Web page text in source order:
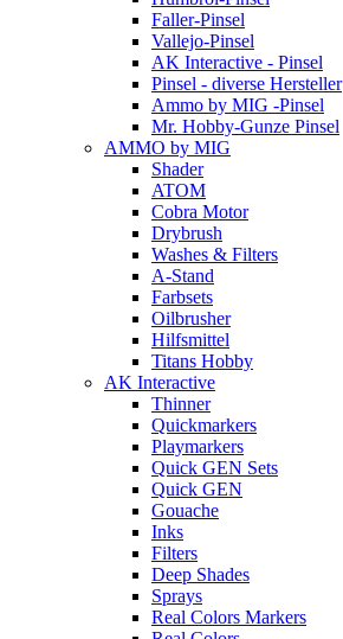
Faller-Pinsel
Vallejo-Pinsel
AK Interactive - Pinsel
Pinsel - diverse Hersteller
Ammo by MIG -Pinsel
Mr. Hobby-Gunze Pinsel
AMMO by MIG
Shader
ATOM
Cobra Motor
Drybrush
Washes & Filters
A-Stand
Farbsets
Oilbrusher
Hilfsmittel
Titans Hobby
AK Interactive
Thinner
Quickmarkers
Playmarkers
Quick GEN Sets
Quick GEN
Gouache
Inks
Filters
Deep Shades
Sprays
Real Colors Markers